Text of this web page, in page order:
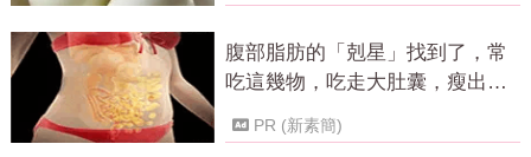
腹部脂肪的「剋星」找到了，常
吃這幾物，吃走大肚囊，瘦出小
PR (新素簡)